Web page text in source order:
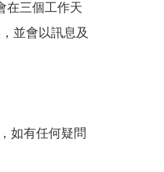
在三個工作天
並會以訊息及
如有任何疑問